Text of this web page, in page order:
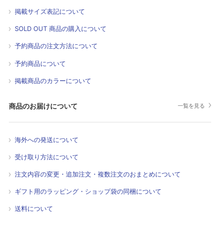
掲載サイズ表記について
SOLD OUT 商品の購入について
予約商品の注文方法について
予約商品について
掲載商品のカラーについて
商品のお届けについて 一覧を見る
海外への発送について
受け取り方法について
注文内容の変更・追加注文・複数注文のおまとめについて
ギフト用のラッピング・ショップ袋の同梱について
送料について